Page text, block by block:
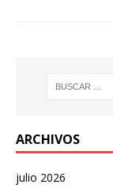
ARCHIVOS
julio 2026